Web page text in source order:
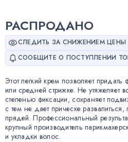
РАСПРОДАНО
СЛЕДИТЬ ЗА СНИЖЕНИЕМ ЦЕНЫ
СООБЩИТЕ О ПОСТУПЛЕНИИ
Этот легкий крем позволяет
или средней стрижке. Не утяжеляет
степенью фиксации, сохраняет
с тем не дает прическе
прядей. Профессиональный
крупный производитель
и укладки волос.